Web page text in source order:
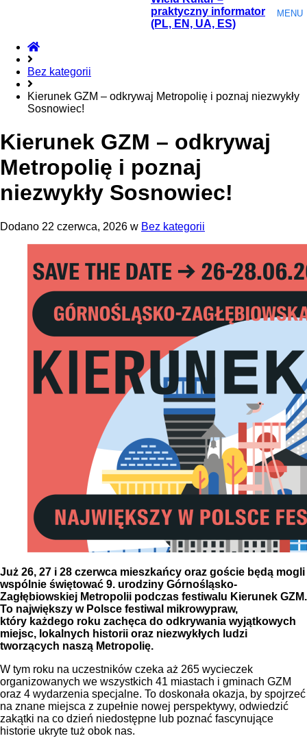
MENU
praktyczny informator
(PL, EN, UA, ES)
Bez kategorii
Kierunek GZM – odkrywaj Metropolię i poznaj niezwykły
Sosnowiec!
Kierunek GZM – odkrywaj
Metropolię i poznaj
niezwykły Sosnowiec!
Dodano 22 czerwca, 2026 w Bez kategorii
Już 26, 27 i 28 czerwca mieszkańcy oraz goście będą mogli
wspólnie świętować 9. urodziny Górnośląsko-
Zagłębiowskiej Metropolii podczas festiwalu Kierunek GZM.
To największy w Polsce festiwal mikrowypraw,
który każdego roku zachęca do odkrywania wyjątkowych
miejsc, lokalnych historii oraz niezwykłych ludzi
tworzących naszą Metropolię.
W tym roku na uczestników czeka aż 265 wycieczek
organizowanych we wszystkich 41 miastach i gminach GZM
oraz 4 wydarzenia specjalne. To doskonała okazja, by spojrzeć
na znane miejsca z zupełnie nowej perspektywy, odwiedzić
zakątki na co dzień niedostępne lub poznać fascynujące
historie ukryte tuż obok nas.